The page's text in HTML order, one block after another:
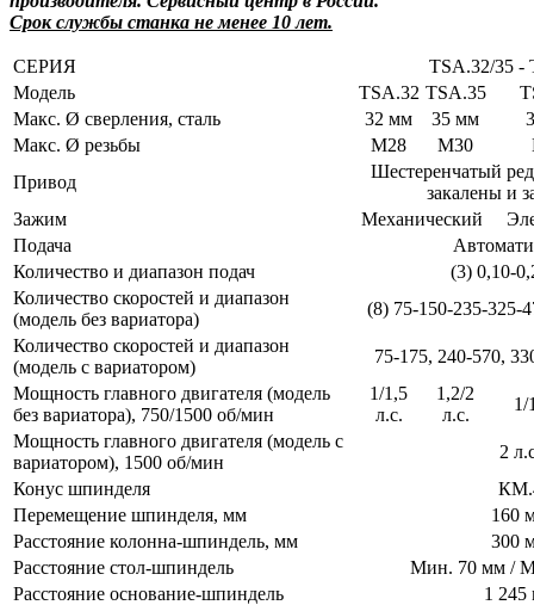
Срок службы станка не менее 10 лет.
СЕРИЯ
TSA.32/35 -
Модель
TSA.32 TSA.35
Макс. Ø сверления, сталь
32 мм 35 мм
Макс. Ø резьбы
М28 М30
Привод
Шестеренчатый
закалены и
Зажим
Механический
Подача
Количество и диапазон подач
(3) 0,10-
Количество скоростей и диапазон
(модель без вариатора)
(8) 75-150-235-325-
Количество скоростей и диапазон
(модель с вариатором)
75-175, 240-570,
Мощность главного двигателя (модель
без вариатора), 750/1500 об/мин
1/1,5
л.с.
1,2/2
л.с.
1/
Мощность главного двигателя (модель с
вариатором), 1500 об/мин
2
Конус шпинделя
Перемещение шпинделя, мм
160
Расстояние колонна-шпиндель, мм
300
Расстояние стол-шпиндель
Мин. 70 мм /
Расстояние основание-шпиндель
1 245